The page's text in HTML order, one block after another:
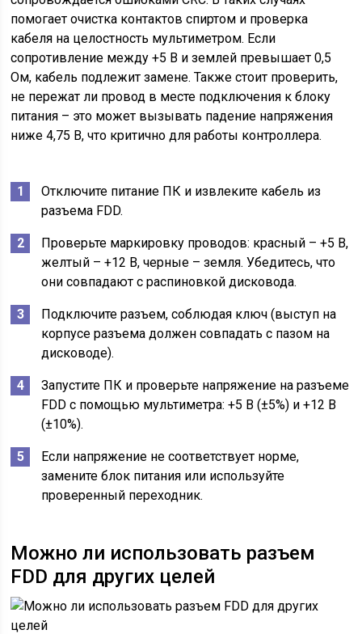
помогает очистка контактов спиртом и проверка
кабеля на целостность мультиметром. Если
сопротивление между +5 В и землей превышает 0,5
Ом, кабель подлежит замене. Также стоит проверить,
не пережат ли провод в месте подключения к блоку
питания – это может вызывать падение напряжения
ниже 4,75 В, что критично для работы контроллера.
Отключите питание ПК и извлеките кабель из
разъема FDD.
Проверьте маркировку проводов: красный – +5 В,
желтый – +12 В, черные – земля. Убедитесь, что
они совпадают с распиновкой дисковода.
Подключите разъем, соблюдая ключ (выступ на
корпусе разъема должен совпадать с пазом на
дисководе).
Запустите ПК и проверьте напряжение на разъеме
FDD с помощью мультиметра: +5 В (±5%) и +12 В
(±10%).
Если напряжение не соответствует норме,
замените блок питания или используйте
проверенный переходник.
Можно ли использовать разъем
FDD для других целей